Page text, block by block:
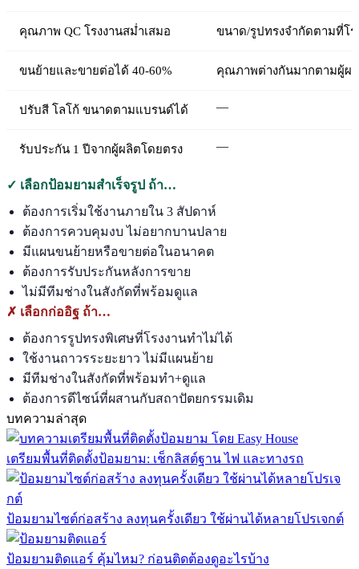
คุณภาพ QC โรงงานสม่ำเสมอ ขนาด/รูปทรงจำกัดตามที่โร
ขนย้ายและขายต่อได้ 40-60% คุณภาพต่างกันมากตามผู้ผลิ
ปรับสี โลโก้ ขนาดตามแบรนด์ได้ —
รับประกัน 1 ปีจากผู้ผลิตโดยตรง —
✓ เลือกป้อมยามสำเร็จรูป ถ้า…
ต้องการเริ่มใช้งานภายใน 3 สัปดาห์
ต้องการควบคุมงบ ไม่อยากบานปลาย
มีแผนขนย้ายหรือขายต่อในอนาคต
ต้องการรับประกันหลังการขาย
ไม่มีทีมช่างในสังกัดที่พร้อมดูแล
✗ เลือกก่ออิฐ ถ้า…
ต้องการรูปทรงพิเศษที่โรงงานทำไม่ได้
ใช้งานถาวรระยะยาว ไม่มีแผนย้าย
มีทีมช่างในสังกัดที่พร้อมทำ+ดูแล
ต้องการดีไซน์ที่ผสานกับสถาปัตยกรรมเดิม
บทความล่าสุด
เตรียมพื้นที่ติดตั้งป้อมยาม: เช็กลิสต์ฐาน ไฟ และทางรถ
ป้อมยามไซต์ก่อสร้าง ลงทุนครั้งเดียว ใช้ผ่านได้หลายโปรเจกต์
ป้อมยามติดแอร์ คุ้มไหม? ก่อนติดต้องดูอะไรบ้าง